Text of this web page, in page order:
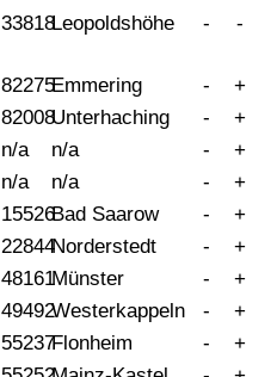
33818Leopoldshöhe - -
82275Emmering -
+
82008Unterhaching -
+
n/a n/a -
+
n/a n/a -
+
15526Bad Saarow -
+
22844Norderstedt -
+
48161Münster -
+
49492Westerkappeln -
+
55237Flonheim -
+